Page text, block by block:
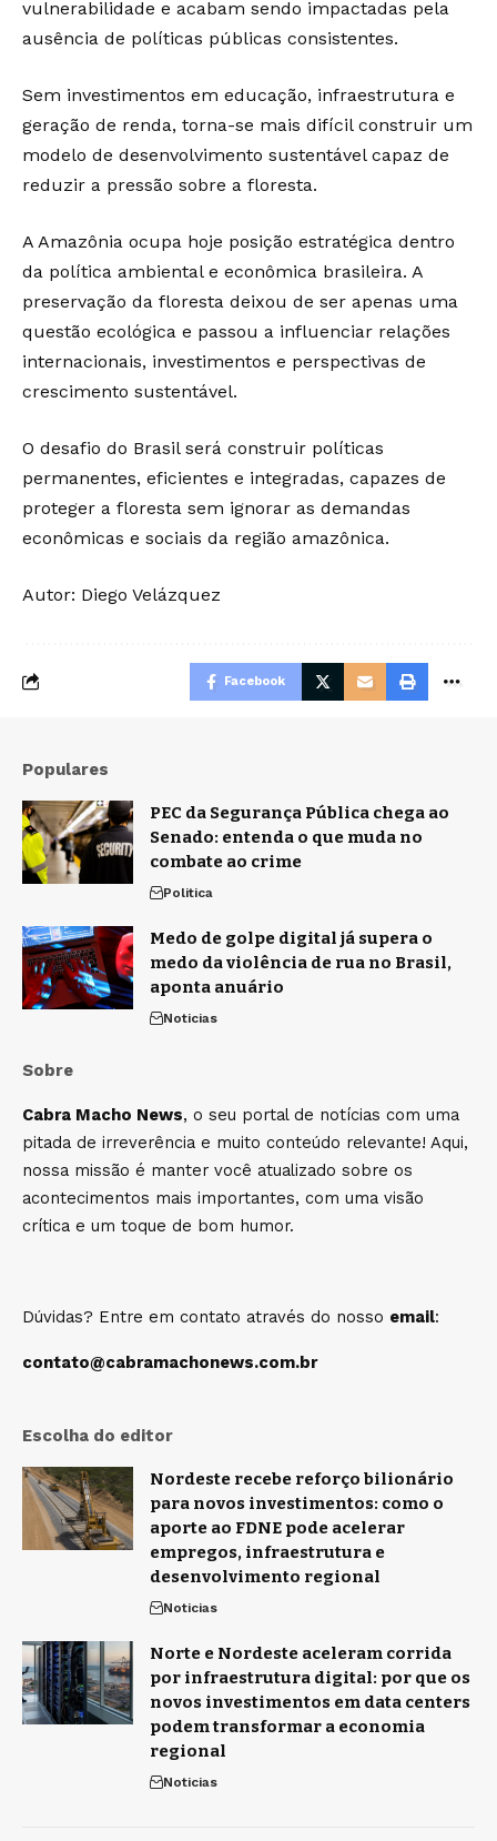
vulnerabilidade e acabam sendo impactadas pela
ausência de políticas públicas consistentes.
Sem investimentos em educação, infraestrutura e
geração de renda, torna-se mais difícil construir um
modelo de desenvolvimento sustentável capaz de
reduzir a pressão sobre a floresta.
A Amazônia ocupa hoje posição estratégica dentro
da política ambiental e econômica brasileira. A
preservação da floresta deixou de ser apenas uma
questão ecológica e passou a influenciar relações
internacionais, investimentos e perspectivas de
crescimento sustentável.
O desafio do Brasil será construir políticas
permanentes, eficientes e integradas, capazes de
proteger a floresta sem ignorar as demandas
econômicas e sociais da região amazônica.
Autor: Diego Velázquez
Facebook
Populares
PEC da Segurança Pública chega ao
Senado: entenda o que muda no
combate ao crime
Politica
Medo de golpe digital já supera o
medo da violência de rua no Brasil,
aponta anuário
Noticias
Sobre
Cabra Macho News, o seu portal de notícias com uma
pitada de irreverência e muito conteúdo relevante! Aqui,
nossa missão é manter você atualizado sobre os
acontecimentos mais importantes, com uma visão
crítica e um toque de bom humor.
Dúvidas? Entre em contato através do nosso email:
contato@cabramachonews.com.br
Escolha do editor
Nordeste recebe reforço bilionário
para novos investimentos: como o
aporte ao FDNE pode acelerar
empregos, infraestrutura e
desenvolvimento regional
Noticias
Norte e Nordeste aceleram corrida
por infraestrutura digital: por que os
novos investimentos em data centers
podem transformar a economia
regional
Noticias